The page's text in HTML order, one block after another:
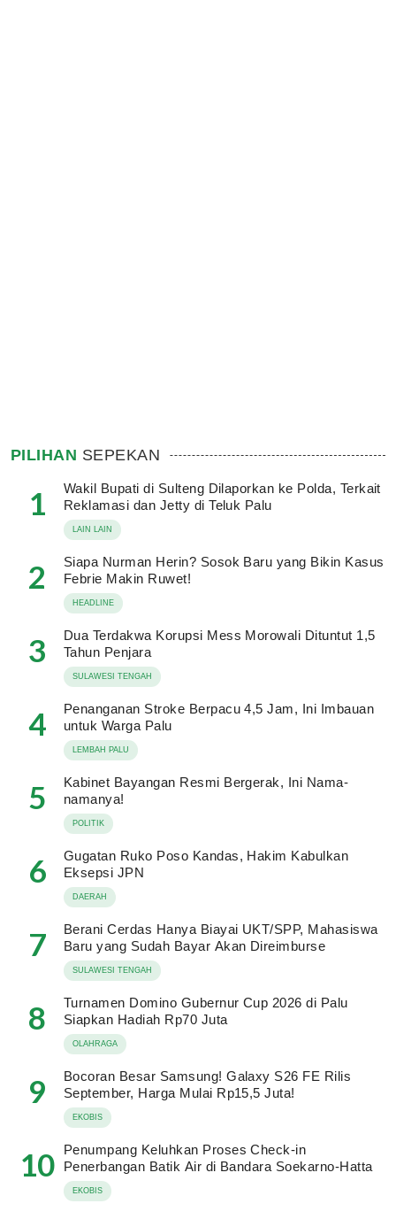
PILIHAN SEPEKAN
1
Wakil Bupati di Sulteng Dilaporkan ke Polda, Terkait
Reklamasi dan Jetty di Teluk Palu
LAIN LAIN
2
Siapa Nurman Herin? Sosok Baru yang Bikin Kasus
Febrie Makin Ruwet!
HEADLINE
3
Dua Terdakwa Korupsi Mess Morowali Dituntut 1,5
Tahun Penjara
SULAWESI TENGAH
4
Penanganan Stroke Berpacu 4,5 Jam, Ini Imbauan
untuk Warga Palu
LEMBAH PALU
5
Kabinet Bayangan Resmi Bergerak, Ini Nama-
namanya!
POLITIK
6
Gugatan Ruko Poso Kandas, Hakim Kabulkan
Eksepsi JPN
DAERAH
7
Berani Cerdas Hanya Biayai UKT/SPP, Mahasiswa
Baru yang Sudah Bayar Akan Direimburse
SULAWESI TENGAH
8
Turnamen Domino Gubernur Cup 2026 di Palu
Siapkan Hadiah Rp70 Juta
OLAHRAGA
9
Bocoran Besar Samsung! Galaxy S26 FE Rilis
September, Harga Mulai Rp15,5 Juta!
EKOBIS
10
Penumpang Keluhkan Proses Check-in
Penerbangan Batik Air di Bandara Soekarno-Hatta
EKOBIS